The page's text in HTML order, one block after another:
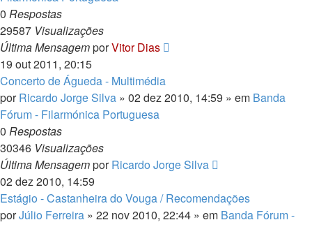
0 Respostas
29587 Visualizações
Última MensagemporVitor Dias
19 out 2011, 20:15
Concerto de Águeda - Multimédia
porRicardo Jorge Silva » 02 dez 2010, 14:59 » em Banda
Fórum - Filarmónica Portuguesa
0 Respostas
30346 Visualizações
Última MensagemporRicardo Jorge Silva
02 dez 2010, 14:59
Estágio - Castanheira do Vouga / Recomendações
porJúlio Ferreira » 22 nov 2010, 22:44 » em Banda Fórum -